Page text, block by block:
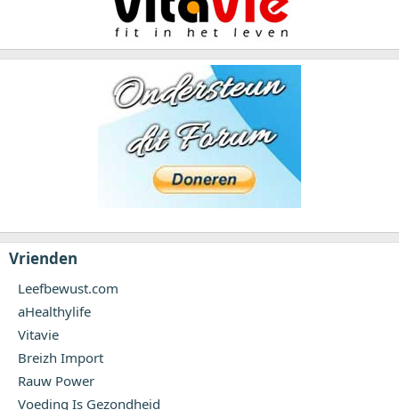
Vrienden
Leefbewust.com
aHealthylife
Vitavie
Breizh Import
Rauw Power
Voeding Is Gezondheid